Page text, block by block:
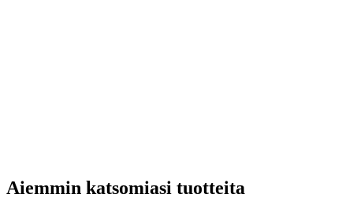
Aiemmin katsomiasi tuotteita